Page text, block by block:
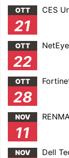
OTT
21
CES
OTT
22
OTT
28
NOV
11
NOV Dell